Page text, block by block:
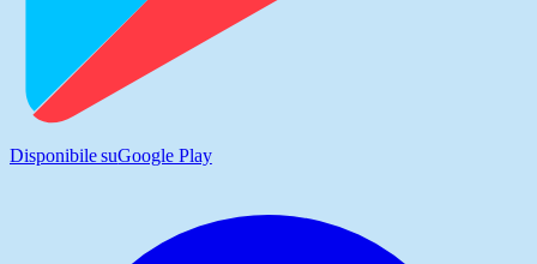
Disponibile suGoogle Play